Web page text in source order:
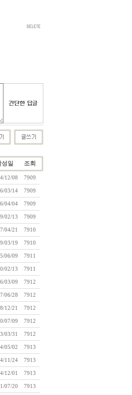
성일 조회
12/08 7909
03/14 7909
04/04 7909
02/13 7909
04/21 7910
03/19 7910
06/09 7911
02/13 7911
03/09 7912
06/28 7912
12/21 7912
07/09 7912
03/31 7912
05/02 7913
11/24 7913
12/01 7913
07/20 7913